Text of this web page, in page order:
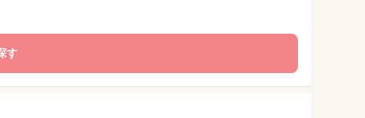
す